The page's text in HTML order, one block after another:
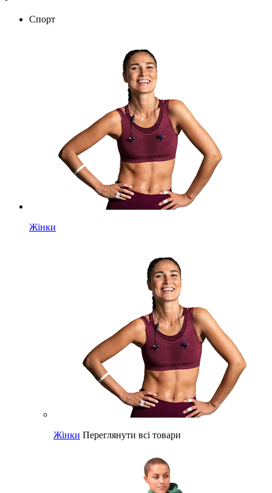
Спорт
Жінки
Жінки Переглянути всі товари